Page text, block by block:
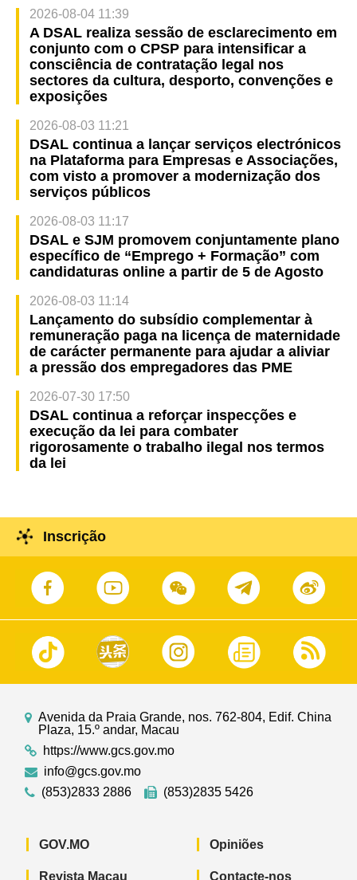
2026-08-04 11:39
A DSAL realiza sessão de esclarecimento em
conjunto com o CPSP para intensificar a
consciência de contratação legal nos
sectores da cultura, desporto, convenções e
exposições
2026-08-03 11:21
DSAL continua a lançar serviços electrónicos
na Plataforma para Empresas e Associações,
com visto a promover a modernização dos
serviços públicos
2026-08-03 11:17
DSAL e SJM promovem conjuntamente plano
específico de “Emprego + Formação” com
candidaturas online a partir de 5 de Agosto
2026-08-03 11:14
Lançamento do subsídio complementar à
remuneração paga na licença de maternidade
de carácter permanente para ajudar a aliviar
a pressão dos empregadores das PME
2026-07-30 17:50
DSAL continua a reforçar inspecções e
execução da lei para combater
rigorosamente o trabalho ilegal nos termos
da lei
Inscrição
Avenida da Praia Grande, nos. 762-804, Edif. China
Plaza, 15.º andar, Macau
https://www.gcs.gov.mo
info@gcs.gov.mo
(853)2833 2886
(853)2835 5426
GOV.MO
Revista Macau
Opiniões
Contacte-nos